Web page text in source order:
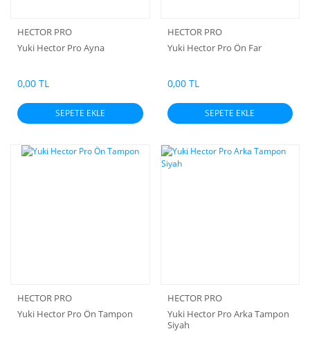
HECTOR PRO
Yuki Hector Pro Ayna
0,00 TL
SEPETE EKLE
HECTOR PRO
Yuki Hector Pro Ön Far
0,00 TL
SEPETE EKLE
HECTOR PRO
Yuki Hector Pro Ön Tampon
HECTOR PRO
Yuki Hector Pro Arka Tampon
Siyah